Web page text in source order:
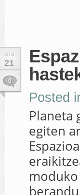
OTS
21
0
Posted
Planeta
egiten